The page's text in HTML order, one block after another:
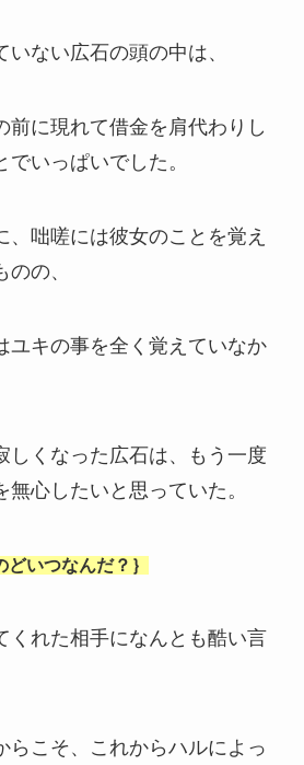
ない広石の頭の中は、
前に現れて借金を肩代わりし
いっぱいでした。
、咄嗟には彼女のことを覚え
の、
ユキの事を全く覚えていなか
しくなった広石は、もう一度
心したいと思っていた。
どいつなんだ？｝
くれた相手になんとも酷い言
らこそ、これからハルによっ